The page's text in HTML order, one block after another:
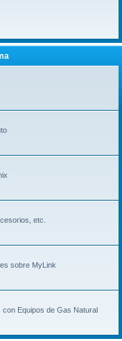
etc.
sobre MyLink
Equipos de Gas Natural